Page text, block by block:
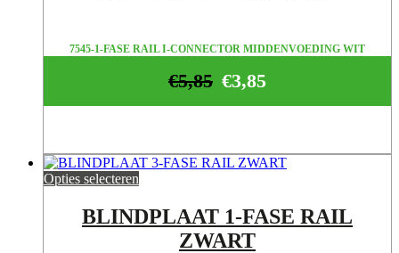
7545-1-FASE RAIL I-CONNECTOR MIDDENVOEDING WIT
€3,85
€5,85
Opties selecteren
BLINDPLAAT 1-FASE RAIL
ZWART